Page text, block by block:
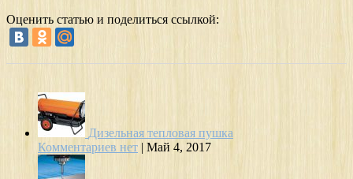
Оценить статью и поделиться ссылкой:
Дизельная тепловая пушка
Комментариев нет | Май 4, 2017